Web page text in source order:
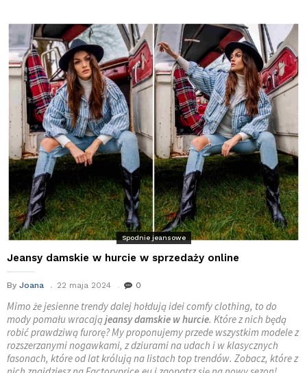
Spodnie jeansowe
Jeansy damskie w hurcie w sprzedaży online
By Joana 22 maja 2024 0
Mimo że jesienne trendy dalej hołdują idei comfy clothing, to do
mody pomału wracająjeansy damskie w hurcie. Które z nich będą
robić prawdziwą furorę? My proponujemy przede wszystkim modele z
rozszerzanymi nogawkami, z dziurami na udach i w klasycznych
fasonach, które od lat królują na listach top trendów. Zobacz, które z